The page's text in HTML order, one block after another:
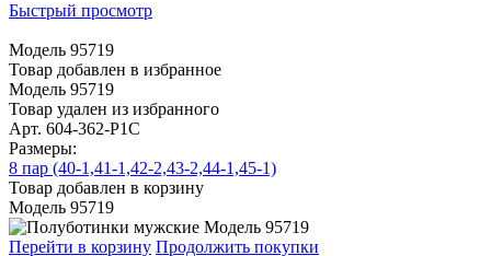
Быстрый просмотр
Модель 95719
Товар добавлен в избранное
Модель 95719
Товар удален из избранного
Арт. 604-362-Р1С
Размеры:
8 пар (40-1,41-1,42-2,43-2,44-1,45-1)
Товар добавлен в корзину
Модель 95719
Перейти в корзину Продолжить покупки